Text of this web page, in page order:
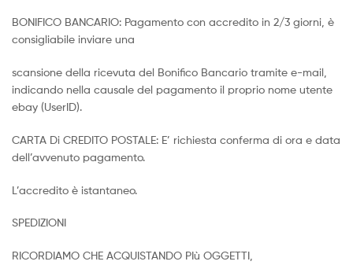
BONIFICO BANCARIO: Pagamento con accredito in 2/3 giorni, è
consigliabile inviare una
scansione della ricevuta del Bonifico Bancario tramite e-mail,
indicando nella causale del pagamento il proprio nome utente
ebay (UserID).
CARTA Di CREDITO POSTALE: E’ richiesta conferma di ora e data
dell’avvenuto pagamento.
L’accredito è istantaneo.
SPEDIZIONI
RICORDIAMO CHE ACQUISTANDO PIù OGGETTI,